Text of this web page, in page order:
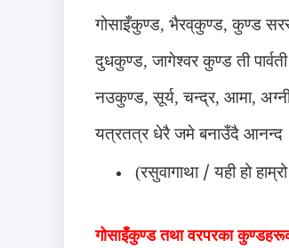
गोसाइँकुण्ड, भैरव्‌कुण्ड, कुण्ड
दुधकुण्ड, जागेश्वर कुण्ड ती
नउकुण्ड, सूर्य, चन्द्र, आमा,
यत्रतत्र धेरै जमे बनाउँदै
(रसुवागाथा / यही हो
गोसाइँकुण्ड तथा वरपरका